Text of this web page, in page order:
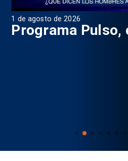
1 de agosto de 2026
Programa Pulso,